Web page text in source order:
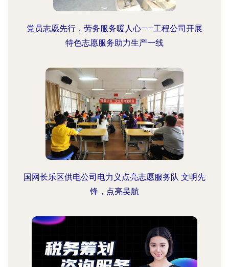
党员志愿先行，劳务服务暖人心——工程公司开展
特色志愿服务助力生产一线
国网长乐区供电公司电力义点亮志愿服务队 文明先
锋，点亮吴航